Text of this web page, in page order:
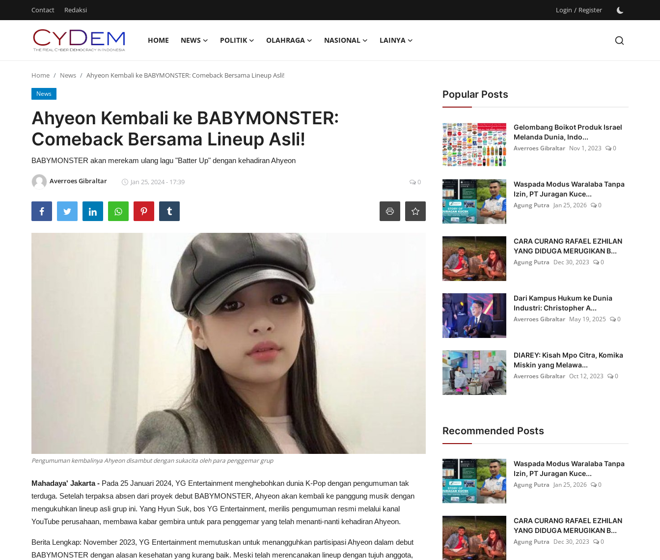
Contact Redaksi Login / Register
HOME NEWS POLITIK OLAHRAGA NASIONAL
LAINYA
Login
Register
Contact
Olahraga
Home News Ahyeon Kembali ke BABYMONSTER: Comeback Bersama Lineup Asli!
News
Ahyeon Kembali ke BABYMONSTER:
Comeback Bersama Lineup Asli!
BABYMONSTER akan merekam ulang lagu "Batter Up" dengan kehadiran Ahyeon
Averroes Gibraltar Jan 25, 2024 - 17:39 0
Pengumuman kembalinya Ahyeon disambut dengan sukacita oleh para penggemar grup
Mahadaya' Jakarta - Pada 25 Januari 2024, YG Entertainment menghebohkan dunia K-Pop dengan pengumuman tak
terduga. Setelah terpaksa absen dari proyek debut BABYMONSTER, Ahyeon akan kembali ke panggung musik dengan
mengukuhkan lineup asli grup ini. Yang Hyun Suk, bos YG Entertainment, merilis pengumuman resmi melalui kanal
YouTube perusahaan, membawa kabar gembira untuk para penggemar yang telah menanti-nanti kehadiran Ahyeon.
Berita Lengkap: November 2023, YG Entertainment memutuskan untuk menangguhkan partisipasi Ahyeon dalam debut
BABYMONSTER dengan alasan kesehatan yang kurang baik. Meski telah merencanakan lineup dengan tujuh anggota,
Popular Posts
Gelombang Boikot Produk Israel
Melanda Dunia, Indo...
Averroes Gibraltar Nov 1, 2023 0
Waspada Modus Waralaba Tanpa
Izin, PT Juragan Kuce...
Agung Putra Jan 25, 2026 0
CARA CURANG RAFAEL EZHILAN
YANG DIDUGA MERUGIKAN B...
Agung Putra Dec 30, 2023 0
Dari Kampus Hukum ke Dunia
Industri: Christopher A...
Averroes Gibraltar May 19, 2025 0
DIAREY: Kisah Mpo Citra, Komika
Miskin yang Melawa...
Averroes Gibraltar Oct 12, 2023 0
Recommended Posts
Waspada Modus Waralaba Tanpa
Izin, PT Juragan Kuce...
Agung Putra Jan 25, 2026 0
CARA CURANG RAFAEL EZHILAN
YANG DIDUGA MERUGIKAN B...
Agung Putra Dec 30, 2023 0